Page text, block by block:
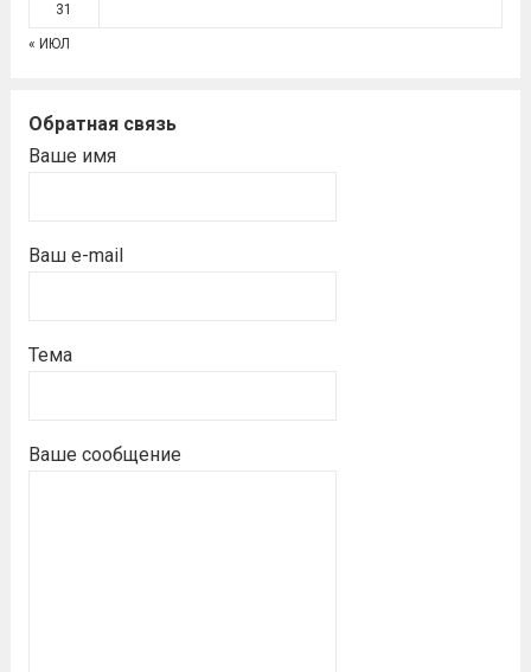
31
« ИЮЛ
Обратная связь
Ваше имя
Ваш e-mail
Тема
Ваше сообщение